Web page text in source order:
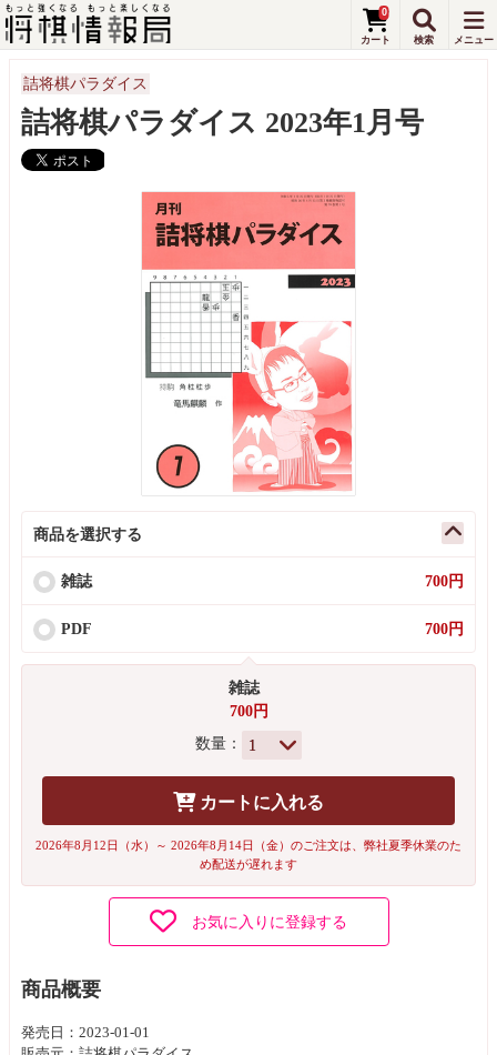
0
詰将棋パラダイス
詰将棋パラダイス 2023年1月号
商品を選択する
雑誌 700円
PDF 700円
雑誌
700円
数量：
カートに入れる
2026年8月12日（水）～ 2026年8月14日（金）のご注文は、弊社夏季休業のた
め配送が遅れます
お気に入りに登録する
商品概要
発売日：2023-01-01